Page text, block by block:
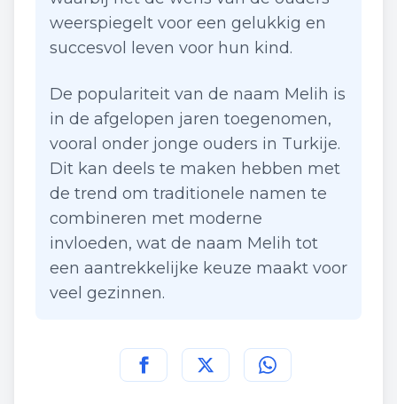
weerspiegelt voor een gelukkig en
succesvol leven voor hun kind.
De populariteit van de naam Melih is
in de afgelopen jaren toegenomen,
vooral onder jonge ouders in Turkije.
Dit kan deels te maken hebben met
de trend om traditionele namen te
combineren met moderne
invloeden, wat de naam Melih tot
een aantrekkelijke keuze maakt voor
veel gezinnen.
Deel deze pagina op
Deel deze pagina op
Deel deze pagina